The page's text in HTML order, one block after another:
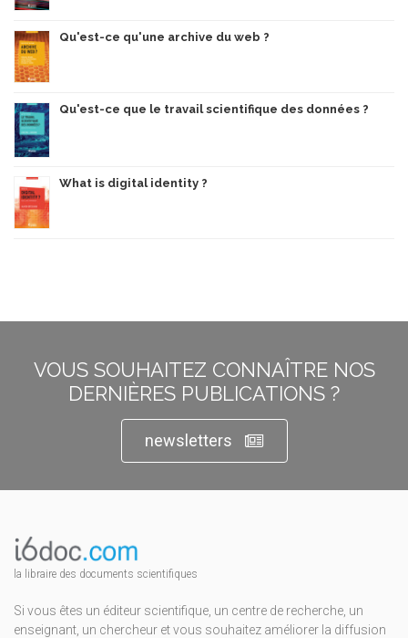
Qu'est-ce qu'une archive du web ?
Qu'est-ce que le travail scientifique des données ?
What is digital identity ?
VOUS SOUHAITEZ CONNAÎTRE NOS
DERNIÈRES PUBLICATIONS ?
newsletters
la libraire des documents scientifiques
Si vous êtes un éditeur scientifique, un centre de recherche, un
enseignant, un chercheur et vous souhaitez améliorer la diffusion